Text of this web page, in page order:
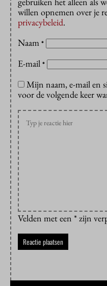
willen opnemen over je
privacybeleid.
Naam *
E-mail *
Mijn naam, e-mail en
voor de volgende keer
Velden met een * zijn